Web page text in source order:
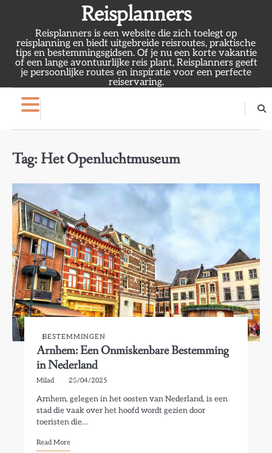
Reisplanners
Reisplanners is een website die zich toelegt op
reisplanning en biedt uitgebreide reisroutes, praktische
tips en bestemmingsgidsen. Of je nu een korte vakantie
of een lange avontuurlijke reis plant, Reisplanners geeft
je persoonlijke routes en inspiratie voor een perfecte
reiservaring.
Tag: Het Openluchtmuseum
BESTEMMINGEN
Arnhem: Een Onmiskenbare Bestemming
in Nederland
Milad 25/04/2025
Arnhem, gelegen in het oosten van Nederland, is een
stad die vaak over het hoofd wordt gezien door
toeristen die…
Read More